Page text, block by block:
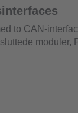
to CAN-
moduler,